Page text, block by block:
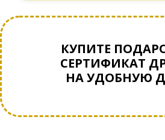
КУПИТЕ
СЕРТИФИКАТ
НА УДОБНУЮ